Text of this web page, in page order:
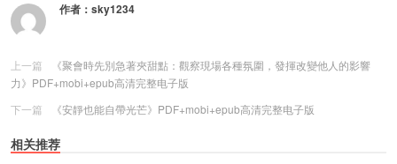
作者： sky1234
上一篇
《聚會時先別急著夾甜點：觀察現場各種氛圍，發揮改變他人的影響
力》PDF+mobi+epub高清完整电子版
下一篇
《安靜也能自帶光芒》PDF+mobi+epub高清完整电子版
相关推荐